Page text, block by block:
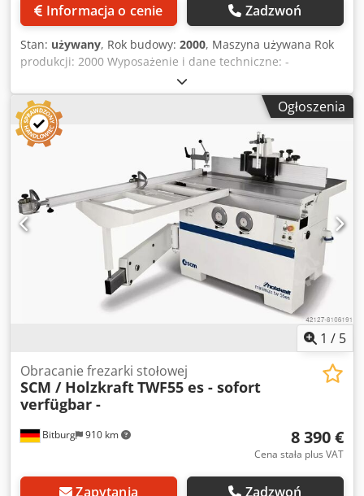
Informacja o cenie Zadzwoń
Stan: używany, Rok budowy: 2000, Maszyna używana Rok
produkcji: 2000 Wyposażenie i dane techniczne: -
Jednostka frezująca, wysokość trzpienia regulowana
pokrętłem 0 - 125 mm - Obrót wrzeciona frezarki do 45° za
pomocą pokrętła - Wskazanie kąta obrotu na zegarze
cyfrowym - Stół do czopowania i dłutowania Z Codpfxezk Nx
Ue Aayjha - Długość stołu anodowanego 1000 mm -
Ogranicznik frezu 240 - Szyny ogranicznika frezu 450 ALU
anodowane - Z podajnikiem trójrolkowym Dostępność: od
ręki Lokalizacja: 63934 Flörsheim
Ogłoszenia
1 / 5
Bitburg 910 km
Obracanie frezarki stołowej
SCM / HolzkraftTWF55 es - sofort
verfügbar -
8 390 €
Cena stała plus VAT
Zapytania Zadzwoń